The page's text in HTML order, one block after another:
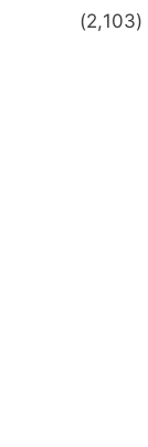
(2,103)